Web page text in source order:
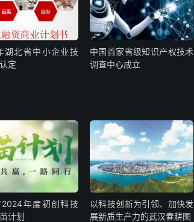
湖北省中小企业技
定
中国首家省级知识产权技术
调查中心成立
年度初创科技
计划
以科技创新为引领、加快发
展新质生产力的武汉春耕图